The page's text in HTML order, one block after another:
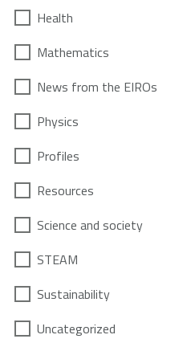
Health
Mathematics
News from the EIROs
Physics
Profiles
Resources
Science and society
STEAM
Sustainability
Uncategorized